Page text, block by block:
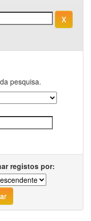
pesquisa.
registos por: